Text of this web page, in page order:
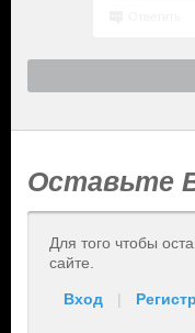
Оставьте
Для того чтобы
сайте.
Вход |